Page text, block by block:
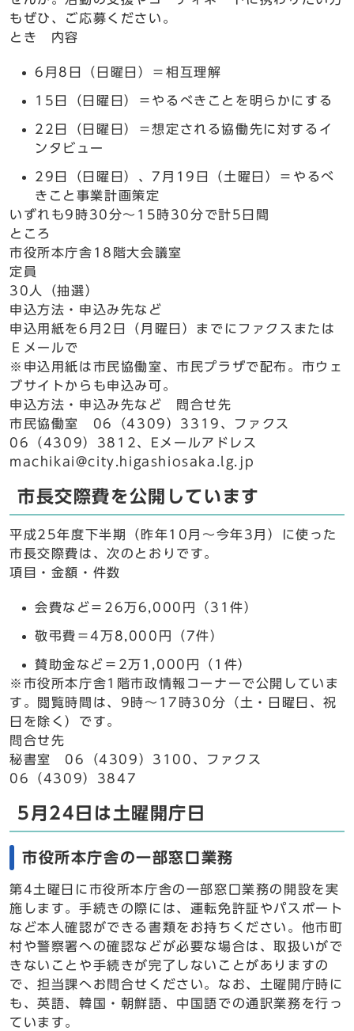
もぜひ、ご応募ください。
とき 内容
6月8日（日曜日）＝相互理解
15日（日曜日）＝やるべきことを明らかにする
22日（日曜日）＝想定される協働先に対するイ
ンタビュー
29日（日曜日）、7月19日（土曜日）＝やるべ
きこと事業計画策定
いずれも9時30分～15時30分で計5日間
ところ
市役所本庁舎18階大会議室
定員
30人（抽選）
申込方法・申込み先など
申込用紙を6月2日（月曜日）までにファクスまたは
Ｅメールで
※申込用紙は市民協働室、市民プラザで配布。市ウェ
ブサイトからも申込み可。
申込方法・申込み先など 問合せ先
市民協働室 06（4309）3319、ファクス
06（4309）3812、Eメールアドレス
machikai@city.higashiosaka.lg.jp
市長交際費を公開しています
平成25年度下半期（昨年10月～今年3月）に使った
市長交際費は、次のとおりです。
項目・金額・件数
会費など＝26万6,000円（31件）
敬弔費＝4万8,000円（7件）
賛助金など＝2万1,000円（1件）
※市役所本庁舎1階市政情報コーナーで公開していま
す。閲覧時間は、9時～17時30分（土・日曜日、祝
日を除く）です。
問合せ先
秘書室 06（4309）3100、ファクス
06（4309）3847
5月24日は土曜開庁日
市役所本庁舎の一部窓口業務
第4土曜日に市役所本庁舎の一部窓口業務の開設を実
施します。手続きの際には、運転免許証やパスポート
など本人確認ができる書類をお持ちください。他市町
村や警察署への確認などが必要な場合は、取扱いがで
きないことや手続きが完了しないことがありますの
で、担当課へお問合せください。なお、土曜開庁時に
も、英語、韓国・朝鮮語、中国語での通訳業務を行っ
ています。